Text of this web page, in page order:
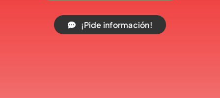
¡Pide información!